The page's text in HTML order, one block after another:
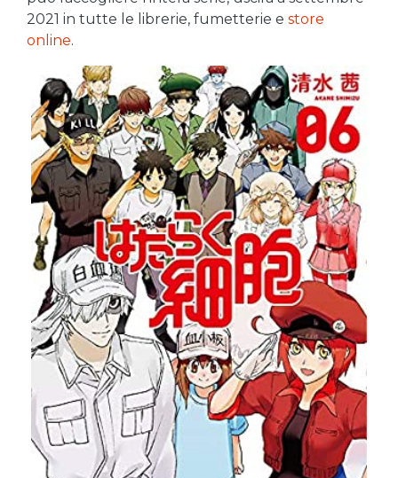
2021 in tutte le librerie, fumetterie e store
online.